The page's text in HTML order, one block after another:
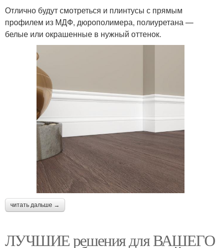
Отлично будут смотреться и плинтусы с прямым
профилем из МДФ, дюрополимера, полиуретана —
белые или окрашенные в нужный оттенок.
читать дальше →
ЛУЧШИЕ решения для ВАШЕГО